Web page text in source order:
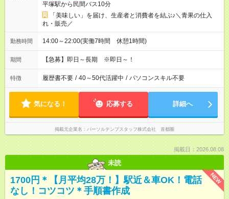
平塚駅から民間バス10分
「美味しい」を届け、生産者と消費者を結ぶ♪＼青果の仕入
れ・販売／
勤務時間 14:00～22:00(実働7時間 休憩1時間)
期間 【急募】即日～長期 ※即日～！
特徴 履歴書不要 / 40～50代活躍中 / パソコンスキル不要
気になる！ 応募する 詳細へ
掲載元企業名 パーソルテンプスタッフ株式会社 首都圏
掲載日：2026.08.08
未読
NEW
1700円＊【月平均28万！】駅近＆車OK！電話
なし！コツコツ＊手順書作成